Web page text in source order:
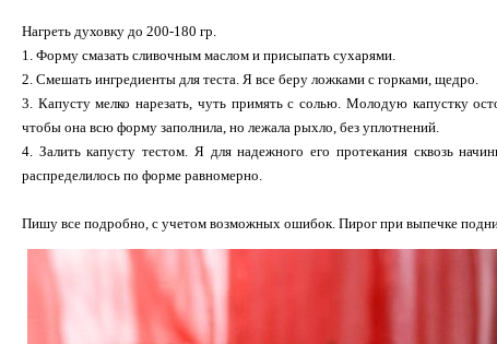
Нагреть духовку до 200-180 гр.
1. Форму смазать сливочным маслом и присыпать сухарями.
2. Смешать ингредиенты для теста. Я все беру ложками с горками, щедро.
3. Капусту мелко нарезать, чуть примять с солью. Молодую капустку
чтобы она всю форму заполнила, но лежала рыхло, без уплотнений.
4. Залить капусту тестом. Я для надежного его протекания сквозь
распределилось по форме равномерно.
Пишу все подробно, с учетом возможных ошибок. Пирог при выпечке